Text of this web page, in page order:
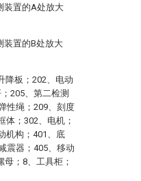
装置的A处放大
装置的B处放大
降板；202、电动
205、第二检测
性绳；209、刻度
体；302、电机；
机构；401、底
震器；405、移动
；8、工具柜；